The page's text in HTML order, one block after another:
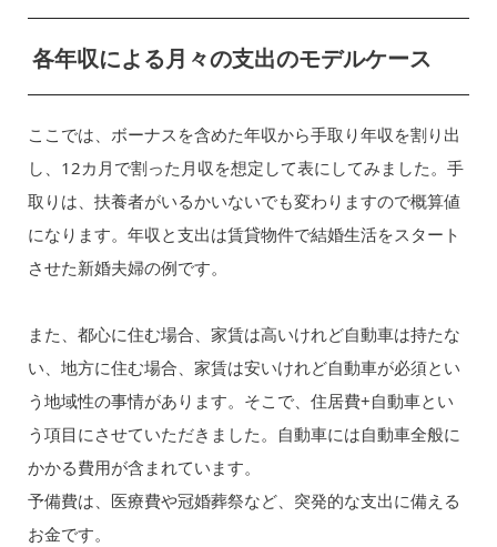
各年収による月々の支出のモデルケース
ここでは、ボーナスを含めた年収から手取り年収を割り出
し、12カ月で割った月収を想定して表にしてみました。手
取りは、扶養者がいるかいないでも変わりますので概算値
になります。年収と支出は賃貸物件で結婚生活をスタート
させた新婚夫婦の例です。
また、都心に住む場合、家賃は高いけれど自動車は持たな
い、地方に住む場合、家賃は安いけれど自動車が必須とい
う地域性の事情があります。そこで、住居費+自動車とい
う項目にさせていただきました。自動車には自動車全般に
かかる費用が含まれています。
予備費は、医療費や冠婚葬祭など、突発的な支出に備える
お金です。